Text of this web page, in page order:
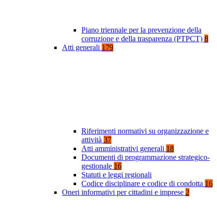
Piano triennale per la prevenzione della
corruzione e della trasparenza (PTPCT) 8
Atti generali 179
Riferimenti normativi su organizzazione e
attività 37
Atti amministrativi generali 18
Documenti di programmazione strategico-
gestionale 16
Statuti e leggi regionali
Codice disciplinare e codice di condotta 16
Oneri informativi per cittadini e imprese 2